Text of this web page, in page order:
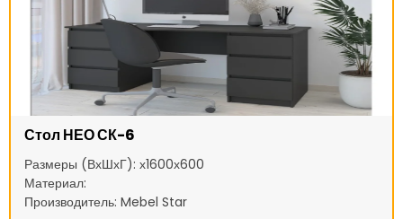
Стол НЕО СК-6
Размеры (ВхШхГ): х1600х600
Материал:
Производитель: Mebel Star